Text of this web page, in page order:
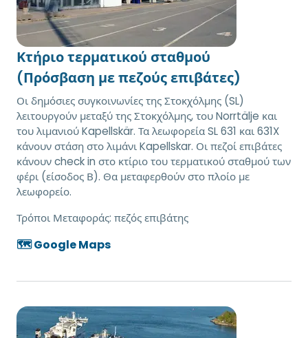
Κτήριο τερματικού σταθμού
(Πρόσβαση με πεζούς επιβάτες)
Οι δημόσιες συγκοινωνίες της Στοκχόλμης (SL)
λειτουργούν μεταξύ της Στοκχόλμης, του Norrtälje και
του λιμανιού Kapellskär. Τα λεωφορεία SL 631 και 631X
κάνουν στάση στο λιμάνι Kapellskar. Οι πεζοί επιβάτες
κάνουν check in στο κτίριο του τερματικού σταθμού των
φέρι (είσοδος Β). Θα μεταφερθούν στο πλοίο με
λεωφορείο.
Τρόποι Μεταφοράς: πεζός επιβάτης
🗺️ Google Maps